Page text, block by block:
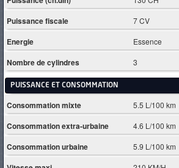
Puissance fiscale 7 CV
Energie Essence
Nombre de cylindres 3
PUISSANCE ET CONSOMMATION
Consommation mixte 5.5 L/100 km
Consommation extra-urbaine 4.6 L/100 km
Consommation urbaine 5.9 L/100 km